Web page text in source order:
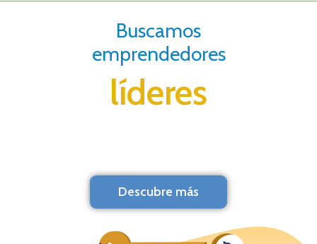
Buscamos
emprendedores
líderes
Descubre más